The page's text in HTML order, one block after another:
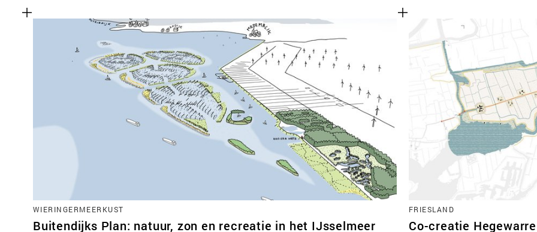
WIERINGERMEERKUST
Buitendijks Plan: natuur, zon en recreatie in het IJsselmeer
FRIESLAND
Co-creatie